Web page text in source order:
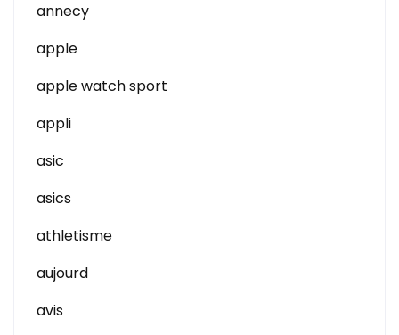
annecy
apple
apple watch sport
appli
asic
asics
athletisme
aujourd
avis